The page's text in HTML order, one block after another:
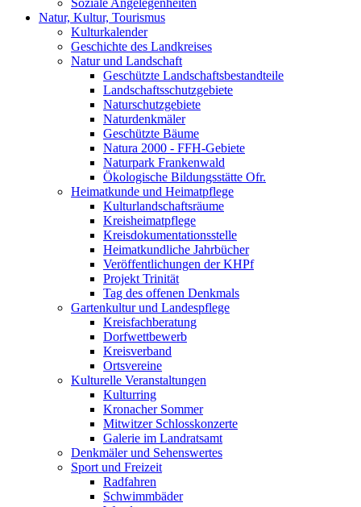
Soziale Angelegenheiten
Natur, Kultur, Tourismus
Kulturkalender
Geschichte des Landkreises
Natur und Landschaft
Geschützte Landschaftsbestandteile
Landschaftsschutzgebiete
Naturschutzgebiete
Naturdenkmäler
Geschützte Bäume
Natura 2000 - FFH-Gebiete
Naturpark Frankenwald
Ökologische Bildungsstätte Ofr.
Heimatkunde und Heimatpflege
Kulturlandschaftsräume
Kreisheimatpflege
Kreisdokumentationsstelle
Heimatkundliche Jahrbücher
Veröffentlichungen der KHPf
Projekt Trinität
Tag des offenen Denkmals
Gartenkultur und Landespflege
Kreisfachberatung
Dorfwettbewerb
Kreisverband
Ortsvereine
Kulturelle Veranstaltungen
Kulturring
Kronacher Sommer
Mitwitzer Schlosskonzerte
Galerie im Landratsamt
Denkmäler und Sehenswertes
Sport und Freizeit
Radfahren
Schwimmbäder